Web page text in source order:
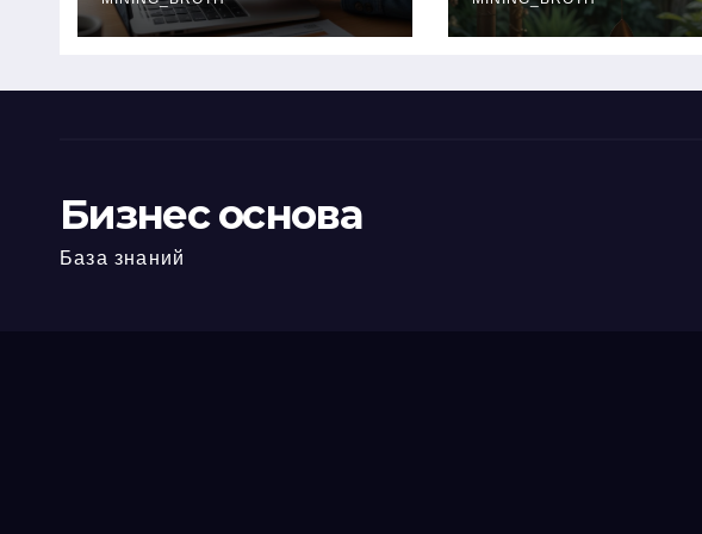
офис: порядок,
требования и
колокольчиков
Бизнес основа
База знаний